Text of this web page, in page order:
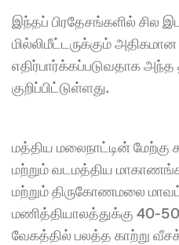
இந்தப் பிரதேசங்களில் சில
மில்லிமீட்டருக்கும்
எதிர்பார்க்கப்படுவதாக
குறிப்பிட்டுள்ளது.
மத்திய மலைநாட்டின் மேற்கு
மற்றும் வடமத்திய
மற்றும் திருகோணமலை
மணித்தியாலத்துக்கு 40-
வேகத்தில் பலத்த காற்று